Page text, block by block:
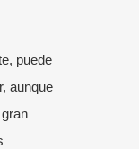
puede
aunque